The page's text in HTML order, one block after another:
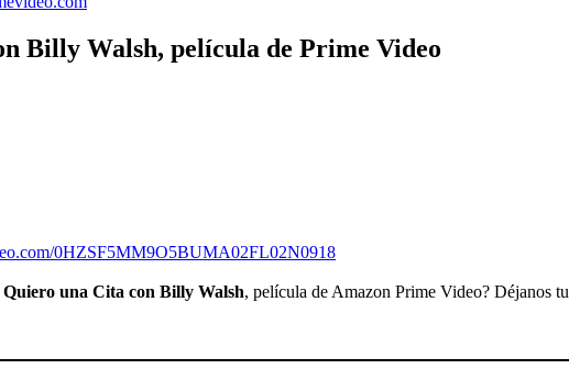
Billy Walsh, película de Prime Video
0HZSF5MM9O5BUMA02FL02N0918
Quiero una Cita con Billy Walsh, película de Amazon Prime Video? Déjanos